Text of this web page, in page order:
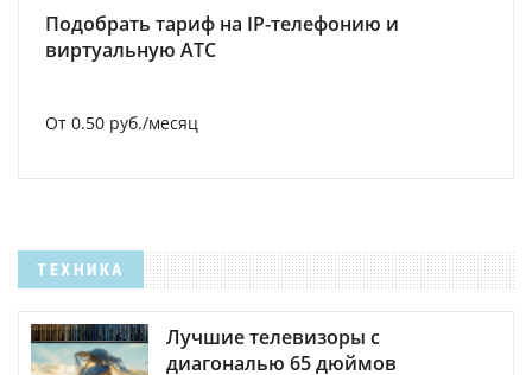
Подобрать тариф на IP-телефонию и
виртуальную АТС
От 0.50 руб./месяц
ТЕХНИКА
Лучшие телевизоры с
диагональю 65 дюймов